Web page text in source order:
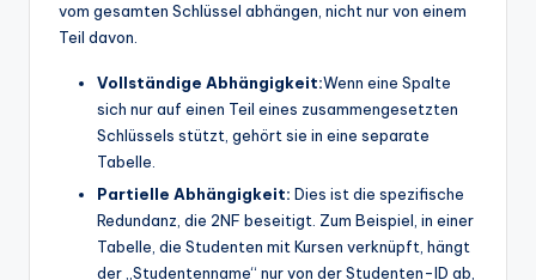
vom gesamten Schlüssel abhängen, nicht nur von einem
Teil davon.
Vollständige Abhängigkeit:Wenn eine Spalte
sich nur auf einen Teil eines zusammengesetzten
Schlüssels stützt, gehört sie in eine separate
Tabelle.
Partielle Abhängigkeit: Dies ist die spezifische
Redundanz, die 2NF beseitigt. Zum Beispiel, in einer
Tabelle, die Studenten mit Kursen verknüpft, hängt
der „Studentenname“ nur von der Studenten-ID ab,